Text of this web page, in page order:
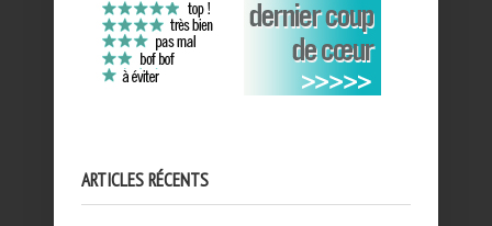
ARTICLES RÉCENTS